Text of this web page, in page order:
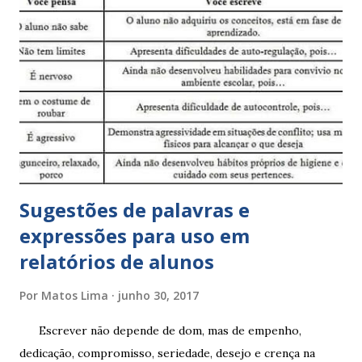
Sugestões de palavras e
expressões para uso em
relatórios de alunos
Por Matos Lima junho 30, 2017
Escrever não depende de dom, mas de empenho,
dedicação, compromisso, seriedade, desejo e crença na